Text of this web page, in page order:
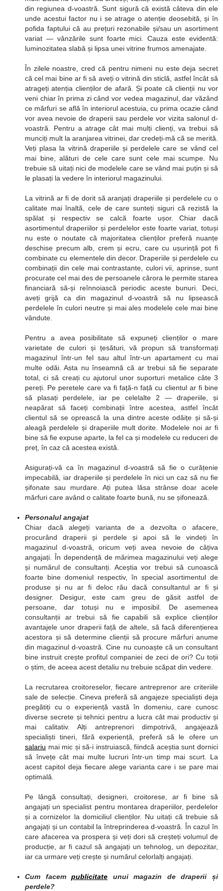
din regiunea d-voastră. Sunt sigură că există câteva din ele
unde acestui factor nu i se atrage o atenție deosebită, și în
pofida faptului că au prețuri rezonabile și/sau un asortiment
variat — vânzările sunt foarte mici. Cauza este evidentă:
luminozitatea slabă și lipsa unei vitrine frumos amenajate.
În zilele noastre, cred că pentru nimeni nu este deja secret
că cel mai bine ar fi să aveți o vitrină din sticlă, astfel încât să
atrageți atenția clienților de afară. Și poate că clienții nu vor
veni chiar în prima zi când vor vedea magazinul, dar văzând
ce mărfuri se află în interiorul acestuia, cu prima ocazie când
vor avea nevoie de draperii sau perdele vor vizita salonul d-
voastră. Pentru a atrage cât mai mulți clienți, va trebui să
munciți mult la aranjarea vitrinei, dar credeți-mă că se merită.
Veți plasa la vitrină draperiile și perdelele care se vând cel
mai bine, alături de cele care sunt cele mai scumpe. Nu
trebuie să uitați nici de modelele care se vând mai puțin și să
le plasați la vedere în interiorul magazinului.
La vitrină ar fi de dorit să aranjați draperiile și perdelele cu o
calitate mai înaltă, cele de care sunteți siguri că rezistă la
spălat și respectiv se calcă foarte ușor. Chiar dacă
asortimentul draperiilor și perdelelor este foarte variat, totuși
nu este o noutate că majoritatea clienților preferă nuanțe
deschise precum alb, crem și ecru, care cu ușurință pot fi
combinate cu elementele din decor. Draperiile și perdelele cu
combinații din cele mai contrastante, culori vii, aprinse, sunt
procurate cel mai des de persoanele cărora le permite starea
financiară să-și reînnoiască periodic aceste bunuri. Deci,
aveți grijă ca din magazinul d-voastră să nu lipsească
perdelele în culori neutre și mai ales modelele cele mai bine
vândute.
Pentru a avea posibilitate să expuneți clienților o mare
varietate de culori și țesături, vă propun să transformați
magazinul într-un fel sau altul într-un apartament cu mai
multe odăi. Asta nu înseamnă că ar trebui să fie separate
total, ci să creați cu ajutorul unor suporturi metalice câte 3
pereți. Pe peretele care va fi față-n față cu clientul ar fi bine
să plasați perdelele, iar pe celelalte 2 — draperiile, și
neapărat să faceți combinații între acestea, astfel încât
clientul să se oprească la una dintre aceste odăițe și să-și
aleagă perdelele și draperiile mult dorite. Modelele noi ar fi
bine să fie expuse aparte, la fel ca și modelele cu reduceri de
preț, în caz că acestea există.
Asigurați-vă ca în magazinul d-voastră să fie o curățenie
impecabilă, iar draperiile și perdelele în nici un caz să nu fie
șifonate sau murdare. Ați putea lăsa strânse doar acele
mărfuri care având o calitate foarte bună, nu se șifonează.
Personalul angajat
Chiar dacă alegeți varianta de a dezvolta o afacere,
procurând draperii și perdele și apoi să le vindeți în
magazinul d-voastră, oricum veți avea nevoie de câțiva
angajați. În dependență de mărimea magazinului veți alege
și numărul de consultanți. Aceștia vor trebui să cunoască
foarte bine domeniul respectiv, în special asortimentul de
produse și nu ar fi deloc rău dacă consultantul ar fi și
designer. Desigur, este cam greu de găsit astfel de
persoane, dar totuși nu e imposibil. De asemenea
consultanții ar trebui să fie capabili să explice clienților
avantajele unor draperii față de altele, să facă diferențierea
acestora și să determine clienții să procure mărfuri anume
din magazinul d-voastră. Cine nu cunoaște că un consultant
bine instruit crește profitul companiei de zeci de ori? Cu toții
o știm, de aceea acest detaliu nu trebuie scăpat din vedere.
La recrutarea croitoreselor, fiecare antreprenor are criteriile
sale de selecție. Cineva preferă să angajeze specialiști deja
pregătiți cu o experiență vastă în domeniu, care cunosc
diverse secrete și tehnici pentru a lucra cât mai productiv și
mai calitativ. Alți antreprenori dimpotrivă, angajează
specialiști tineri, fără experiență, preferă să le ofere un
salariu mai mic și să-i instruiască, fiindcă aceștia sunt dornici
să învețe cât mai multe lucruri într-un timp mai scurt. La
acest capitol deja fiecare alege varianta care i se pare mai
optimală.
Pe lângă consultați, designeri, croitorese, ar fi bine să
angajați un specialist pentru montarea draperiilor, perdelelor
și a cornizelor la domiciliul clienților. Nu uitați că trebuie să
angajați și un contabil la întreprinderea d-voastră. În cazul în
care afacerea va prospera și veți dori să creșteți volumul de
producție, ar fi cazul să angajați un tehnolog, un depozitar,
iar ca urmare veți crește și numărul celorlalți angajați.
Cum facempublicitate unui magazin de draperii și
perdele?